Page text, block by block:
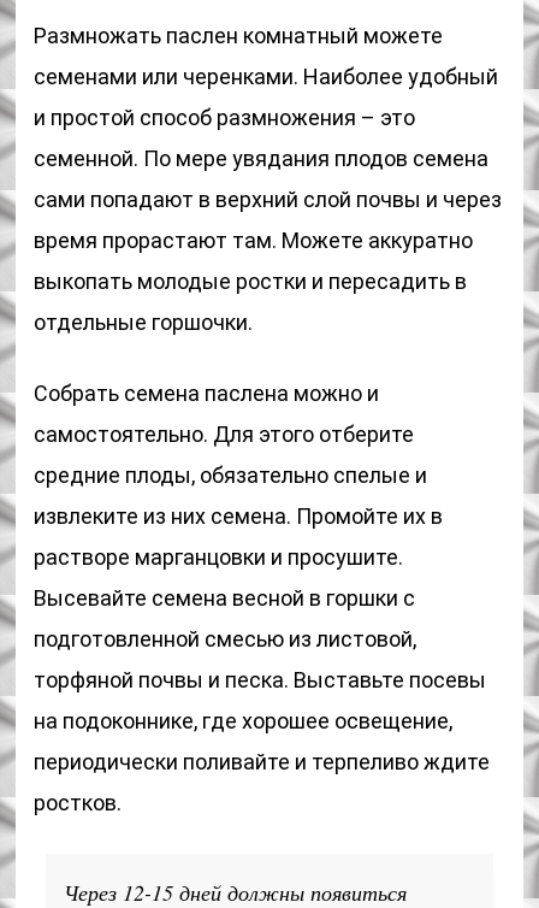
Размножать паслен комнатный можете
семенами или черенками. Наиболее удобный
и простой способ размножения – это
семенной. По мере увядания плодов семена
сами попадают в верхний слой почвы и через
время прорастают там. Можете аккуратно
выкопать молодые ростки и пересадить в
отдельные горшочки.
Собрать семена паслена можно и
самостоятельно. Для этого отберите
средние плоды, обязательно спелые и
извлеките из них семена. Промойте их в
растворе марганцовки и просушите.
Высевайте семена весной в горшки с
подготовленной смесью из листовой,
торфяной почвы и песка. Выставьте посевы
на подоконнике, где хорошее освещение,
периодически поливайте и терпеливо ждите
ростков.
Через 12-15 дней должны появиться